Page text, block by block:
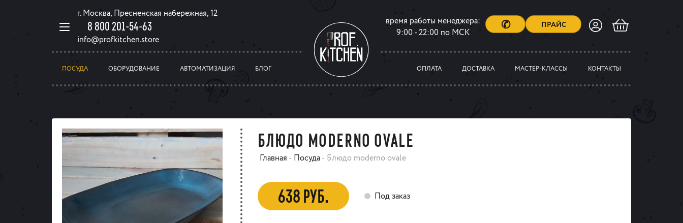
г. Москва, Пресненская набережная, 12
8 800 201-54-63
info@profkitchen.store
время работы менеджера:
9:00 - 22:00 по МСК
✆ ПРАЙС
ПОСУДА ОБОРУДОВАНИЕ АВТОМАТИЗАЦИЯ БЛОГ ОПЛАТА ДОСТАВКА МАСТЕР-КЛАССЫ КОНТАКТЫ
БЛЮДО MODERNO OVALE
Главная - Посуда- Блюдо moderno ovale
638 РУБ. Под заказ